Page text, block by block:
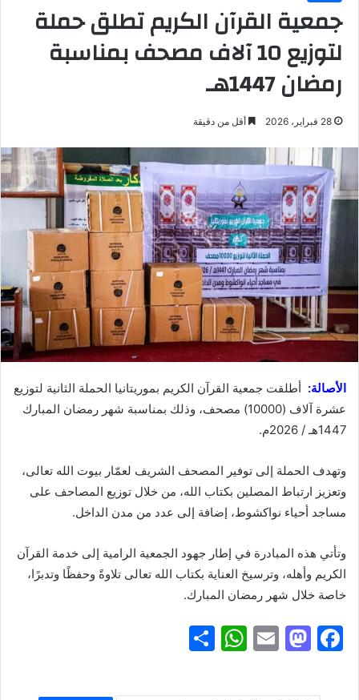
جمعية القرآن الكريم تطلق حملة
لتوزيع 10 آلاف مصحف بمناسبة
رمضان 1447هـ
28 فبراير، 2026 أقل من دقيقة
الأصالة: أطلقت جمعية القرآن الكريم بموريتانيا الحملة الثانية لتوزيع
عشرة آلاف (10000) مصحف، وذلك بمناسبة شهر رمضان المبارك
1447هـ / 2026م.
وتهدف الحملة إلى توفير المصحف الشريف لعمّار بيوت الله تعالى،
وتعزيز ارتباط المصلين بكتاب الله، من خلال توزيع المصاحف على
مساجد أحياء نواكشوط، إضافة إلى عدد من مدن الداخل.
وتأتي هذه المبادرة في إطار جهود الجمعية الرامية إلى خدمة القرآن
الكريم وأهله، وترسيخ العناية بكتاب الله تعالى تلاوةً وحفظًا وتدبرًا،
خاصة خلال شهر رمضان المبارك.
F
c
M
st
E
ai
W
at
ar